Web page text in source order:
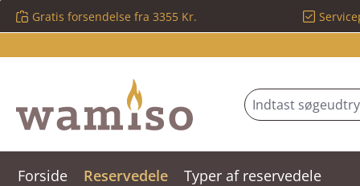
til hovedindhold
Spring til søgning
Gå til hovednavigation
Gratis forsendelse fra 3355 Kr.
Forside Reservedele Typer af reservedele